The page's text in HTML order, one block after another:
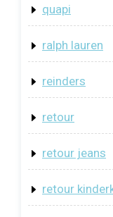
quapi
ralph lauren
reinders
retour
retour jeans
retour